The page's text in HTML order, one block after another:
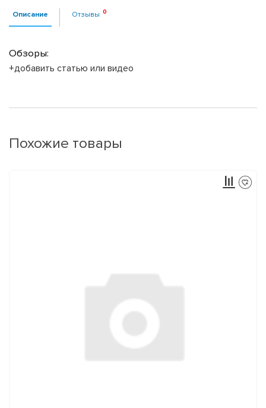
Описание Отзывы
Обзоры:
+добавить статью или видео
Похожие товары